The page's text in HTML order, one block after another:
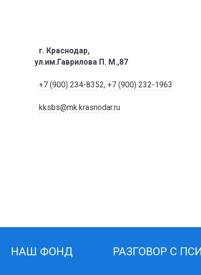
г. Краснодар,
ул.им.Гаврилова П. М.,87
+7 (900) 234-8352, +7 (900) 232-1963
kksbs@mk.krasnodar.ru
НАШ ФОНД РАЗГОВОР С